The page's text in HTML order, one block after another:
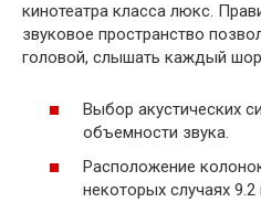
кинотеатра класса люкс.
звуковое пространство
головой, слышать каждый
Выбор акустических
объемности звука.
Расположение
некоторых случаях 9.2